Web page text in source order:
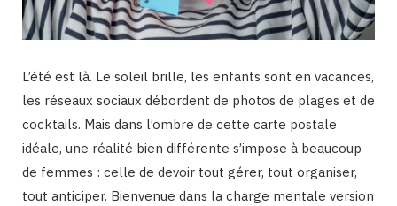
L’été est là. Le soleil brille, les enfants sont en vacances,
les réseaux sociaux débordent de photos de plages et de
cocktails. Mais dans l’ombre de cette carte postale
idéale, une réalité bien différente s’impose à beaucoup
de femmes : celle de devoir tout gérer, tout organiser,
tout anticiper. Bienvenue dans la charge mentale version